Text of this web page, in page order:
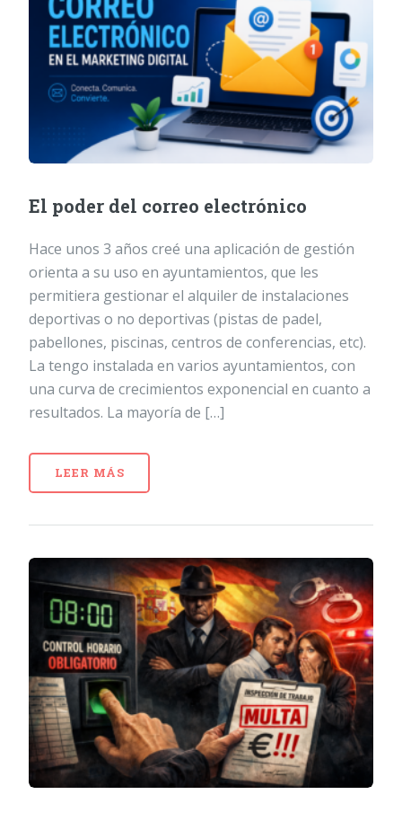
El poder del correo electrónico
Hace unos 3 años creé una aplicación de gestión
orienta a su uso en ayuntamientos, que les
permitiera gestionar el alquiler de instalaciones
deportivas o no deportivas (pistas de padel,
pabellones, piscinas, centros de conferencias, etc).
La tengo instalada en varios ayuntamientos, con
una curva de crecimientos exponencial en cuanto a
resultados. La mayoría de […]
LEER MÁS